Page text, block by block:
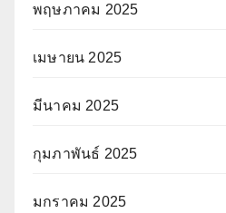
พฤษภาคม 2025
เมษายน 2025
มีนาคม 2025
กุมภาพันธ์ 2025
มกราคม 2025